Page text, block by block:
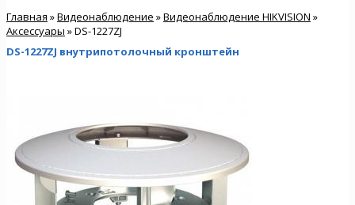
Главная »Видеонаблюдение »Видеонаблюдение HIKVISION »
Аксессуары » DS-1227ZJ
DS-1227ZJ внутрипотолочный кронштейн